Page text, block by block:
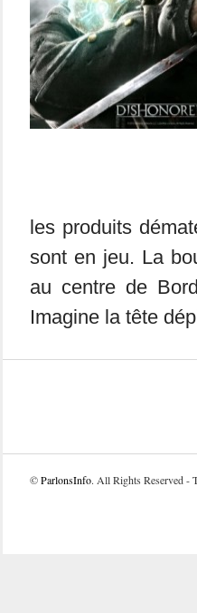
les produits
sont en jeu. La
au centre de
Imagine la tête
©ParlonsInfo. All Rights Reserved -